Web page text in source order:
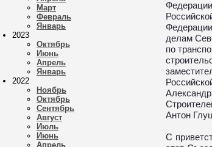
Март
Февраль
Январь
2023
Октябрь
Июнь
Апрель
Январь
2022
Ноябрь
Октябрь
Сентябрь
Август
Июль
Июнь
Апрель
делам
по
Антон
С